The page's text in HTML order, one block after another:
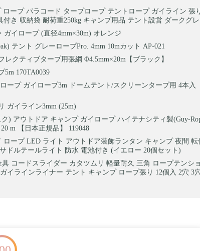
ロープ パラコード タープロープ テントロープ ガイライン 張
き 収納袋 耐荷重250kg キャンプ用品 テント設営 ダークグ
ガイロープ (直径4mm×30m) オレンジ
テント グレーロープPro. 4mm 10mカット AP-021
レクティブタープ用張綱 Φ4.5mm×20m【ブラック】
5m 170TA0039
ープ ガイロープ3m ドームテント/スクリーンタープ用 4本入
ガイライン3mm (25m)
) アウトドア キャンプ ガイロープ ハイテナシティ製(Guy-
m 【日本正規品】 119048
ロープ LED ライト アウトドア装飾ランタン キャンプ 夜間 転
ドルテールライト 防水 電池付き (イエロー 20個セット)
具 コードスライダー カタツムリ 軽量耐久 三角 ロープテンシ
イラインライナー テント キャンプ ロープ張り 12個入 2穴 3